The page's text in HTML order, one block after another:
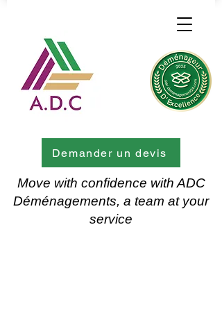
Move with confidence with ADC
Déménagements, a team at your
service
Demander un devis